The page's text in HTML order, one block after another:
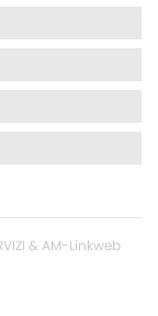
& AM-Linkweb